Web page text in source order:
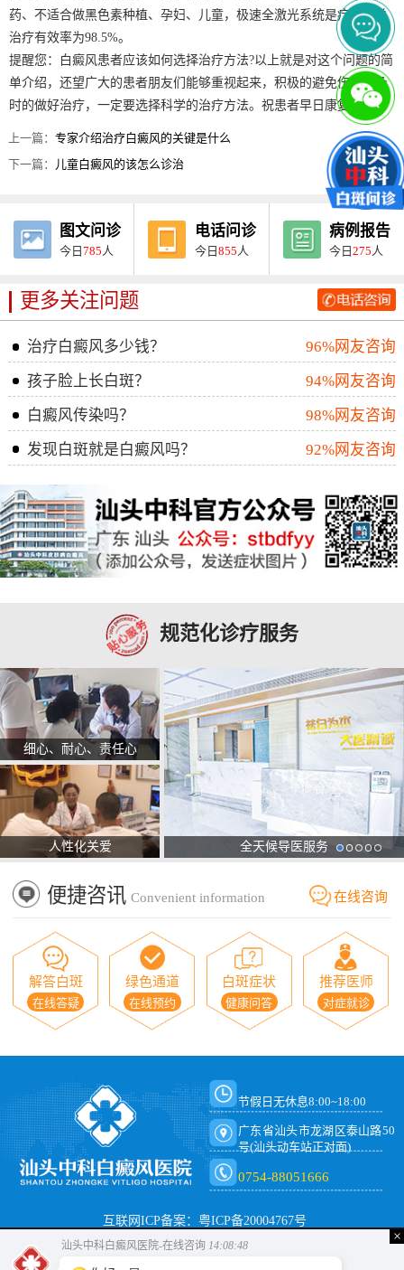
药、不适合做黑色素种植、孕妇、儿童，极速全激光系统是疗法，总
治疗有效率为98.5%。
提醒您：白癜风患者应该如何选择治疗方法?以上就是对这个问题的简
单介绍，还望广大的患者朋友们能够重视起来，积极的避免伤害，及
时的做好治疗，一定要选择科学的治疗方法。祝患者早日康复!
上一篇：专家介绍治疗白癜风的关键是什么
下一篇：
儿童白癜风的该怎么诊治
图文问诊
今日785 人
电话问诊
今日855 人
病例报告
今日275 人
更多关注问题
治疗白癜风多少钱？
96%网友咨询
孩子脸上长白斑？
94%网友咨询
白癜风传染吗？
98%网友咨询
发现白斑就是白癜风吗？
92%网友咨询
规范化诊疗服务
细心、耐心、责任心
人性化关爱 全天候导医服务
便捷咨讯 Convenient information 在线咨询
解答白斑
在线答疑
绿色通道
在线预约
白斑症状
健康问答
推荐医师
对症就诊
节假日无休息8:00~18:00
广东省汕头市龙湖区泰山路50
号(汕头动车站正对面)
0754-88051666
互联网ICP备案：粤ICP备20004767号
×
汕头中科白癜风医院-在线咨询 14:08:48